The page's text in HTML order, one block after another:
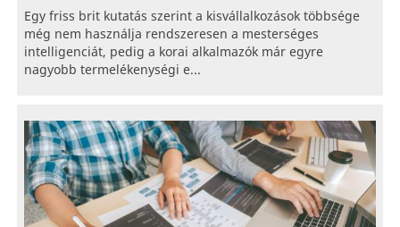
Egy friss brit kutatás szerint a kisvállalkozások többsége
még nem használja rendszeresen a mesterséges
intelligenciát, pedig a korai alkalmazók már egyre
nagyobb termelékenységi e...